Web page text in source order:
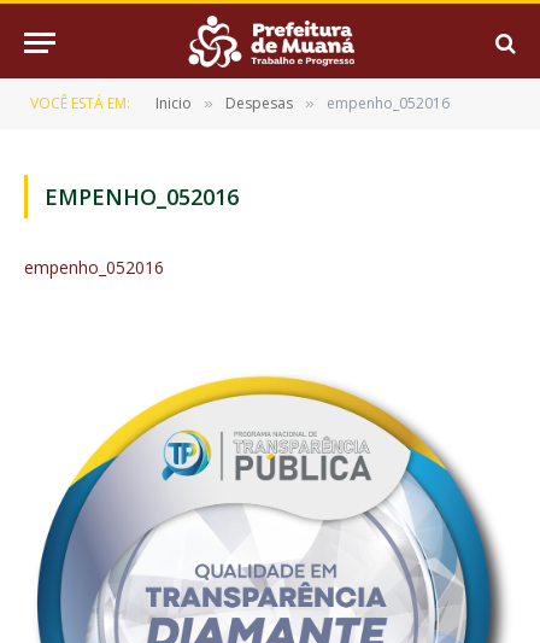
VOCÊ ESTÁ EM: Inicio » Despesas » empenho_052016
EMPENHO_052016
empenho_052016